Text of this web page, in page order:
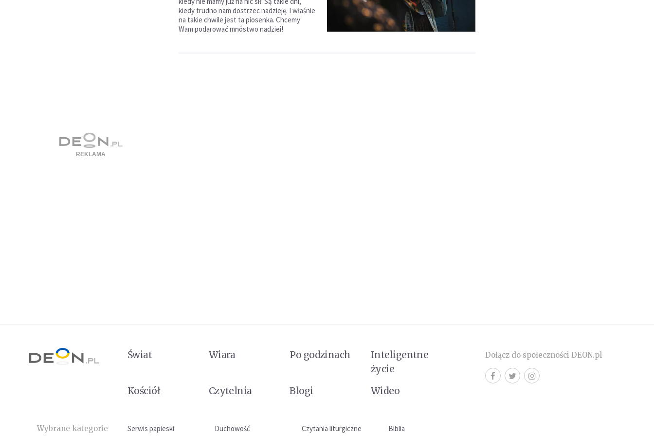
kiedy trudno nam dostrzec nadzieję. I właśnie
na takie chwile jest ta piosenka. Chcemy
Wam podarować mnóstwo nadziei!
Świat Wiara Po godzinach
Inteligentne
życie
Kościół
Czytelnia Blogi Wideo
Wybrane kategorie Serwis papieski Duchowość Czytania liturgiczne Biblia
Dołącz do społeczności DEON.pl